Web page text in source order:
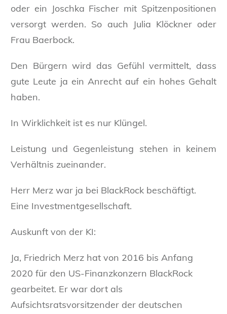
oder ein Joschka Fischer mit Spitzenpositionen
versorgt werden. So auch Julia Klöckner oder
Frau Baerbock.
Den Bürgern wird das Gefühl vermittelt, dass
gute Leute ja ein Anrecht auf ein hohes Gehalt
haben.
In Wirklichkeit ist es nur Klüngel.
Leistung und Gegenleistung stehen in keinem
Verhältnis zueinander.
Herr Merz war ja bei BlackRock beschäftigt.
Eine Investmentgesellschaft.
Auskunft von der KI:
Ja, Friedrich Merz hat von 2016 bis Anfang
2020 für den US-Finanzkonzern BlackRock
gearbeitet. Er war dort als
Aufsichtsratsvorsitzender der deutschen